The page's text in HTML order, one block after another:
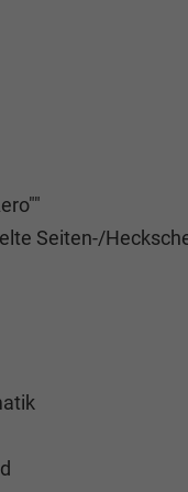
Seiten-/